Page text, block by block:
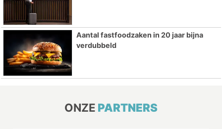
Aantal fastfoodzaken in 20 jaar bijna
verdubbeld
ONZE PARTNERS